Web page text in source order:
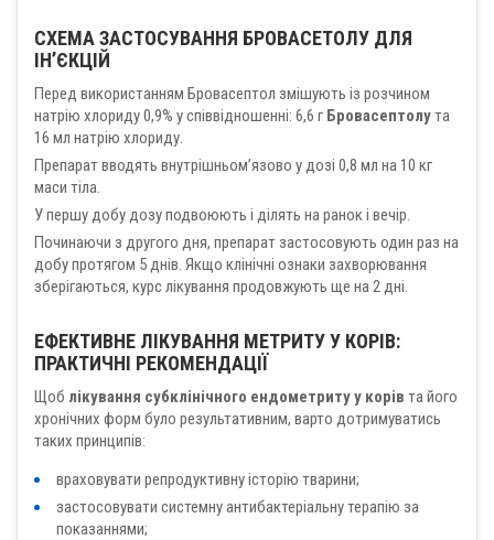
СХЕМА ЗАСТОСУВАННЯ БРОВАСЕТОЛУ ДЛЯ
ІН’ЄКЦІЙ
Перед використанням Бровасептол змішують із розчином
натрію хлориду 0,9% у співвідношенні: 6,6 г Бровасептолута
16 мл натрію хлориду.
Препарат вводять внутрішньом’язово у дозі 0,8 мл на 10 кг
маси тіла.
У першу добу дозу подвоюють і ділять на ранок і вечір.
Починаючи з другого дня, препарат застосовують один раз на
добу протягом 5 днів. Якщо клінічні ознаки захворювання
зберігаються, курс лікування продовжують ще на 2 дні.
ЕФЕКТИВНЕ ЛІКУВАННЯ МЕТРИТУ У КОРІВ:
ПРАКТИЧНІ РЕКОМЕНДАЦІЇ
Щоб лікування субклінічного ендометриту у корів та його
хронічних форм було результативним, варто дотримуватись
таких принципів:
враховувати репродуктивну історію тварини;
застосовувати системну антибактеріальну терапію за
показаннями;